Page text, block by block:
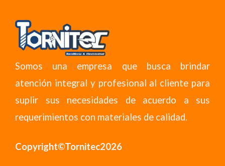
Somos una empresa que busca brindar
atención integral y profesional al cliente para
suplir sus necesidades de acuerdo a sus
requerimientos con materiales de calidad.
Copyright©Tornitec2026